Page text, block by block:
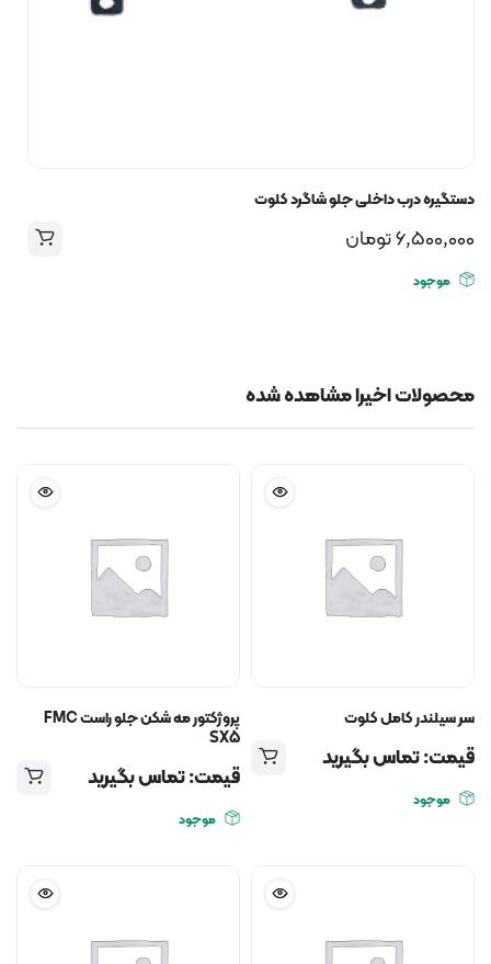
دستگیره درب داخلی جلو شاگرد کلوت
6,500,000تومان
موجود
محصولات اخیرا مشاهده شده
سر سیلندر کامل کلوت
قیمت: تماس بگیرید
موجود
پروژکتور مه شکن جلو راست FMC
SX5
قیمت: تماس بگیرید
موجود